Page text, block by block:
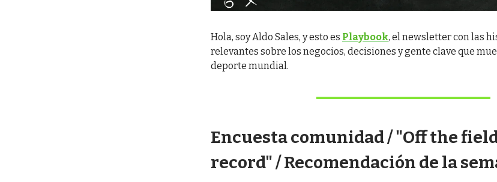
Hola, soy Aldo Sales, y esto es Playbook, el newsletter con las
relevantes sobre los negocios, decisiones y gente clave que
deporte mundial.
Encuesta comunidad / "Off the
record" / Recomendación de la